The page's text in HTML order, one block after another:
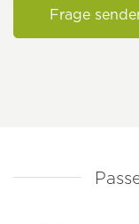
Frage